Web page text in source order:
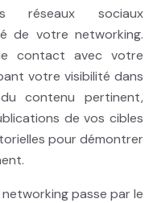
réseaux sociaux
de votre networking.
contact avec votre
votre visibilité dans
contenu pertinent,
de vos cibles
pour démontrer
passe par le